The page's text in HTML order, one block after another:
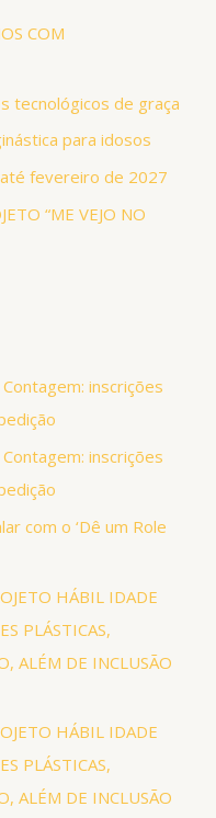
COM
tecnológicos de graça
para idosos
fevereiro de 2027
“ME VEJO NO
inscrições
inscrições
com o ‘Dê um Role
HÁBIL IDADE
PLÁSTICAS,
ALÉM DE INCLUSÃO
HÁBIL IDADE
PLÁSTICAS,
ALÉM DE INCLUSÃO